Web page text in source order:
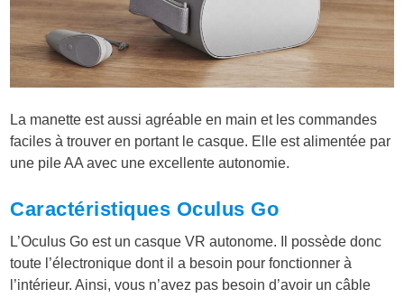
La manette est aussi agréable en main et les commandes
faciles à trouver en portant le casque. Elle est alimentée par
une pile AA avec une excellente autonomie.
Caractéristiques Oculus Go
L’Oculus Go est un casque VR autonome. Il possède donc
toute l’électronique dont il a besoin pour fonctionner à
l’intérieur. Ainsi, vous n’avez pas besoin d’avoir un câble